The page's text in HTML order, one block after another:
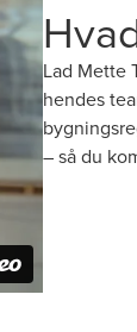
Lad Mette
hendes
– så du